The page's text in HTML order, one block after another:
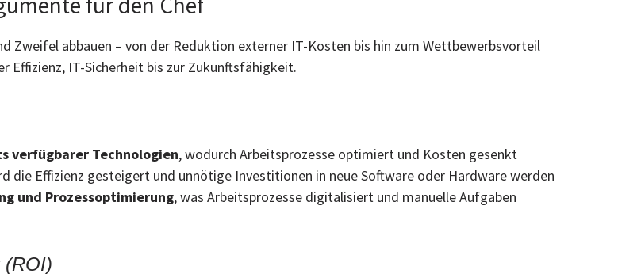
Zweifel abbauen – von der Reduktion externer IT-Kosten bis hin zum Wettbewerbsvorteil
Effizienz, IT-Sicherheit bis zur Zukunftsfähigkeit.
verfügbarer Technologien, wodurch Arbeitsprozesse optimiert und Kosten gesenkt
die Effizienz gesteigert und unnötige Investitionen in neue Software oder Hardware werden
und Prozessoptimierung, was Arbeitsprozesse digitalisiert und manuelle Aufgaben
(ROI)